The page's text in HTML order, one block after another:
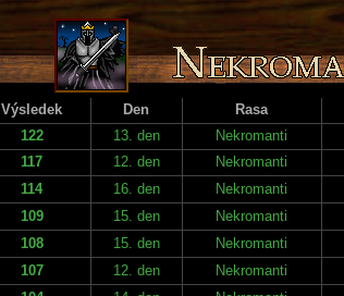
Výsledek Den Rasa
122 13. den Nekromanti
117 12. den Nekromanti
114 16. den Nekromanti
109 15. den Nekromanti
108 15. den Nekromanti
107 12. den Nekromanti